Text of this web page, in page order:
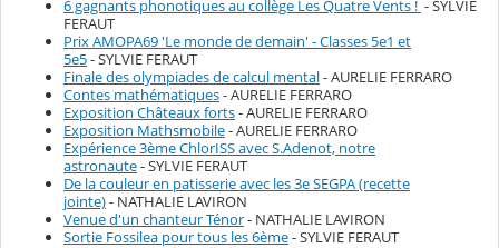
6 gagnants phonotiques au collège Les Quatre Vents ! - SYLVIE
FERAUT
Prix AMOPA69 'Le monde de demain' - Classes 5e1 et
5e5- SYLVIE FERAUT
Finale des olympiades de calcul mental- AURELIE FERRARO
Contes mathématiques- AURELIE FERRARO
Exposition Châteaux forts- AURELIE FERRARO
Exposition Mathsmobile- AURELIE FERRARO
Expérience 3ème ChlorISS avec S.Adenot, notre
astronaute- SYLVIE FERAUT
De la couleur en patisserie avec les 3e SEGPA (recette
jointe)- NATHALIE LAVIRON
Venue d'un chanteur Ténor- NATHALIE LAVIRON
Sortie Fossilea pour tous les 6ème- SYLVIE FERAUT